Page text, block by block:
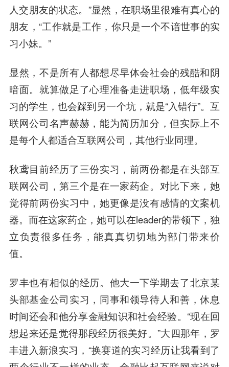
人交朋友的状态。”显然，在职场里很难有真心的
朋友，“工作就是工作，你只是一个不谙世事的实
习小妹。”
显然， 不是所有人都想尽早体会社会的残酷和阴
暗面。就算做足了心理准备走进职场，低年级实
习的学生，也会踩到另一个坑，就是“入错行”。互
联网公司名声赫赫，能为简历加分，但实际上不
是每个人都适合互联网公司，其他行业同理。
秋鸢目前经历了三份实习，前两份都是在头部互
联网公司，第三个是在一家药企。对比下来，她
觉得前两份实习中，她更像是没有感情的文案机
器。而在这家药企，她可以在leader的带领下，独
立负责很多任务，能真真切切地为部门带来价
值。
罗丰也有相似的经历。他大一下学期去了北京某
头部基金公司实习，同事和领导待人和善，休息
时间还会和他分享金融知识和社会经验。“现在回
想起来还是觉得那段经历很美好。”大四那年，罗
丰进入新浪实习，“换赛道的实习经历让我看到了